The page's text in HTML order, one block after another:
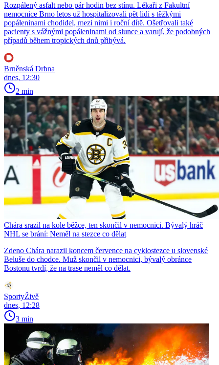
Rozpálený asfalt nebo pár hodin bez stínu. Lékaři z Fakultní
nemocnice Brno letos už hospitalizovali pět lidí s těžkými
popáleninami chodidel, mezi nimi i roční dítě. Ošetřovali také
pacienty s vážnými popáleninami od slunce a varují, že podobných
případů během tropických dnů přibývá.
Brněnská Drbna
dnes, 12:30
2 min
Chára srazil na kole běžce, ten skončil v nemocnici. Bývalý hráč
NHL se brání: Neměl na stezce co dělat
Zdeno Chára narazil koncem července na cyklostezce u slovenské
Beluše do chodce. Muž skončil v nemocnici, bývalý obránce
Bostonu tvrdí, že na trase neměl co dělat.
SportyŽivě
dnes, 12:28
3 min